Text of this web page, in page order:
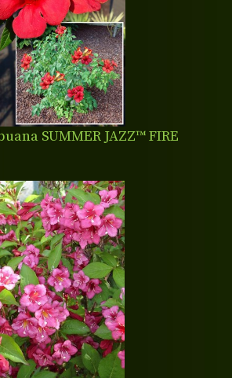
SUMMER JAZZ™ FIRE